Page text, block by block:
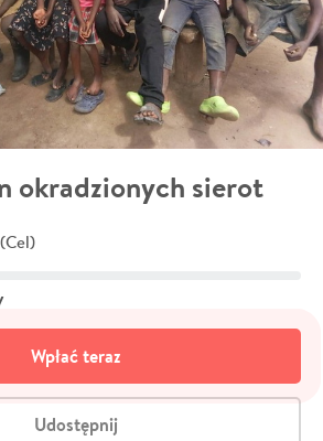
okradzionych sierot
Wpłać teraz
Udostępnij